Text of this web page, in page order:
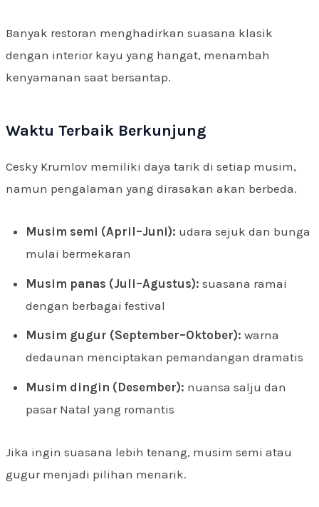
Banyak restoran menghadirkan suasana klasik
dengan interior kayu yang hangat, menambah
kenyamanan saat bersantap.
Waktu Terbaik Berkunjung
Cesky Krumlov memiliki daya tarik di setiap musim,
namun pengalaman yang dirasakan akan berbeda.
Musim semi (April–Juni): udara sejuk dan bunga
mulai bermekaran
Musim panas (Juli–Agustus): suasana ramai
dengan berbagai festival
Musim gugur (September–Oktober): warna
dedaunan menciptakan pemandangan dramatis
Musim dingin (Desember): nuansa salju dan
pasar Natal yang romantis
Jika ingin suasana lebih tenang, musim semi atau
gugur menjadi pilihan menarik.